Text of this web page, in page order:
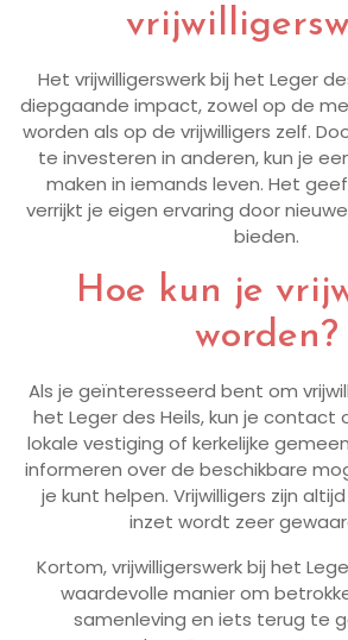
Het vrijwilligerswerk bij het Leger
diepgaande impact, zowel op de
worden als op de vrijwilligers zelf.
te investeren in anderen, kun je
maken in iemands leven. Het
verrijkt je eigen ervaring door
bieden.
Hoe kun je
worden?
Als je geïnteresseerd bent om
het Leger des Heils, kun je
lokale vestiging of kerkelijke
informeren over de beschikbare
je kunt helpen. Vrijwilligers zijn
inzet wordt zeer
Kortom, vrijwilligerswerk bij het
waardevolle manier om
samenleving en iets terug te